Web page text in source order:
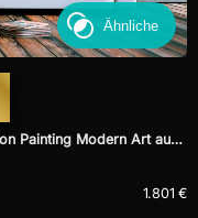
Ähnliche
Painting Modern Art auf
1.801 €